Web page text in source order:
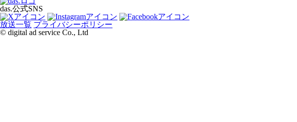
das.公式SNS
放送一覧 プライバシーポリシー
© digital ad service Co., Ltd